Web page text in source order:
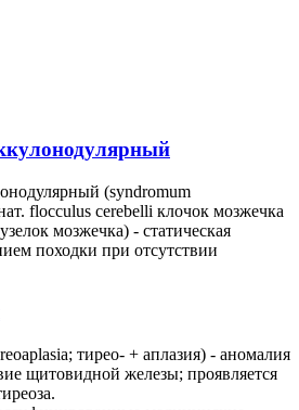
(syndromum
flocculus cerebelli клочок мозжечка
мозжечка) - статическая
походки при отсутствии
тирео- + аплазия) - аномалия
щитовидной железы; проявляется